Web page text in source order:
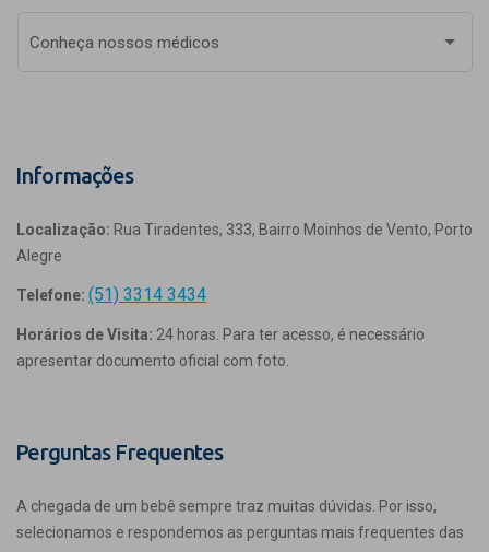
Conheça nossos médicos
Informações
Localização: Rua Tiradentes, 333, Bairro Moinhos de Vento, Porto
Alegre
Telefone: (51) 3314 3434
Horários de Visita: 24 horas. Para ter acesso, é necessário
apresentar documento oficial com foto.
Perguntas Frequentes
A chegada de um bebê sempre traz muitas dúvidas. Por isso,
selecionamos e respondemos as perguntas mais frequentes das